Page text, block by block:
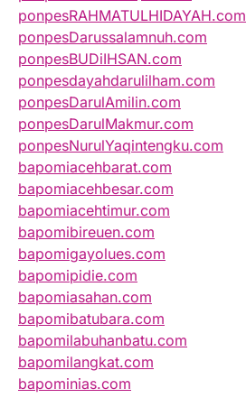
ponpesRAHMATULHIDAYAH.com
ponpesDarussalamnuh.com
ponpesBUDiIHSAN.com
ponpesdayahdarulilham.com
ponpesDarulAmilin.com
ponpesDarulMakmur.com
ponpesNurulYaqintengku.com
bapomiacehbarat.com
bapomiacehbesar.com
bapomiacehtimur.com
bapomibireuen.com
bapomigayolues.com
bapomipidie.com
bapomiasahan.com
bapomibatubara.com
bapomilabuhanbatu.com
bapomilangkat.com
bapominias.com